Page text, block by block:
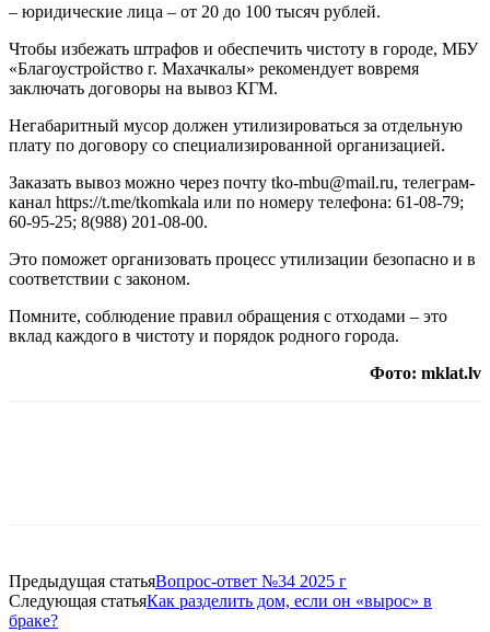
– юридические лица – от 20 до 100 тысяч рублей.
Чтобы избежать штрафов и обеспечить чистоту в городе, МБУ
«Благоустройство г. Махачкалы» рекомендует вовремя
заключать договоры на вывоз КГМ.
Негабаритный мусор должен утилизироваться за отдельную
плату по договору со специализированной организацией.
Заказать вывоз можно через почту tko-mbu@mail.ru, телеграм-
канал https://t.me/tkomkala или по номеру телефона: 61-08-79;
60-95-25; 8(988) 201-08-00.
Это поможет организовать процесс утилизации безопасно и в
соответствии с законом.
Помните, соблюдение правил обращения с отходами – это
вклад каждого в чистоту и порядок родного города.
Фото: mklat.lv
Предыдущая статьяВопрос-ответ №34 2025 г
Следующая статьяКак разделить дом, если он «вырос» в
браке?